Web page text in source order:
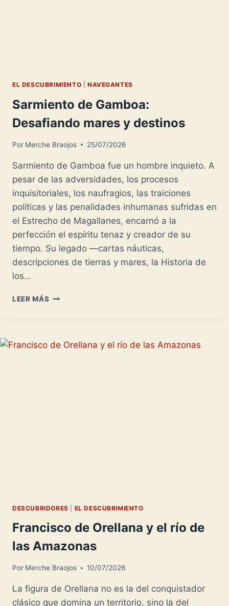
EL DESCUBRIMIENTO NAVEGANTES
Sarmiento de Gamboa:
Desafiando mares y destinos
Por Merche Braojos 25/07/2026
Sarmiento de Gamboa fue un hombre inquieto. A
pesar de las adversidades, los procesos
inquisitoriales, los naufragios, las traiciones
políticas y las penalidades inhumanas sufridas en
el Estrecho de Magallanes, encarnó a la
perfección el espíritu tenaz y creador de su
tiempo. Su legado —cartas náuticas,
descripciones de tierras y mares, la Historia de
los…
LEER MÁS SARMIENTO
Y
DESCUBRIDORES EL DESCUBRIMIENTO
Francisco de Orellana y el río de
las Amazonas
Por Merche Braojos 10/07/2026
La figura de Orellana no es la del conquistador
clásico que domina un territorio, sino la del